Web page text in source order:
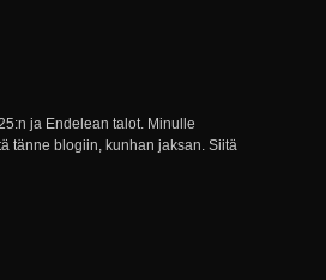
ja Endelean talot. Minulle
tänne blogiin, kunhan jaksan. Siitä